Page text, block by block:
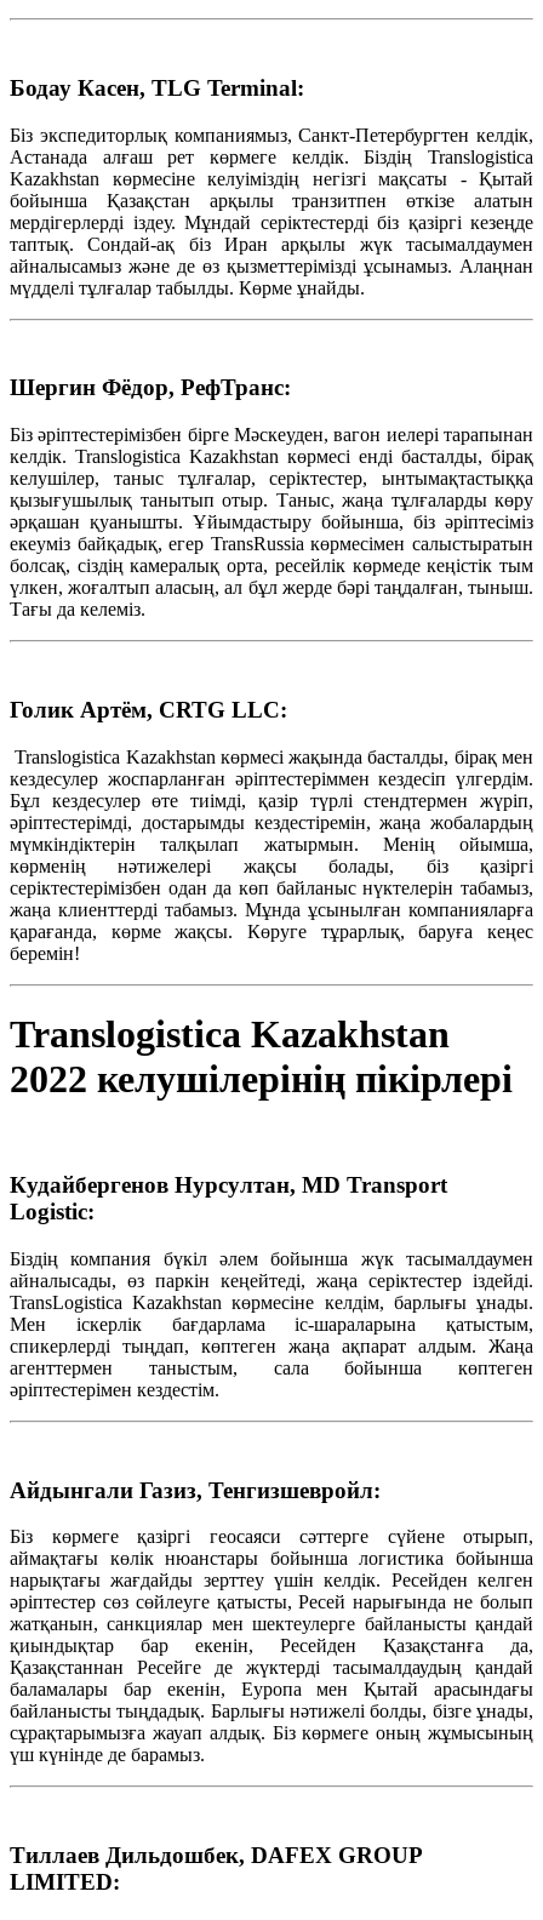
Бодау Касен, TLG Terminal:
Біз экспедиторлық компаниямыз, Санкт-Петербургтен келдік,
Астанада алғаш рет көрмеге келдік. Біздің Translogistica
Kazakhstan көрмесіне келуіміздің негізгі мақсаты - Қытай
бойынша Қазақстан арқылы транзитпен өткізе алатын
мердігерлерді іздеу. Мұндай серіктестерді біз қазіргі кезеңде
таптық. Сондай-ақ біз Иран арқылы жүк тасымалдаумен
айналысамыз және де өз қызметтерімізді ұсынамыз. Алаңнан
мүдделі тұлғалар табылды. Көрме ұнайды.
Шергин Фёдор, РефТранс:
Біз әріптестерімізбен бірге Мәскеуден, вагон иелері тарапынан
келдік. Translogistica Kazakhstan көрмесі енді басталды, бірақ
келушілер, таныс тұлғалар, серіктестер, ынтымақтастыққа
қызығушылық танытып отыр. Таныс, жаңа тұлғаларды көру
әрқашан қуанышты. Ұйымдастыру бойынша, біз әріптесіміз
екеуміз байқадық, егер TransRussia көрмесімен салыстыратын
болсақ, сіздің камералық орта, ресейлік көрмеде кеңістік тым
үлкен, жоғалтып аласың, ал бұл жерде бәрі таңдалған, тыныш.
Тағы да келеміз.
Голик Артём, CRTG LLC:
Translogistica Kazakhstan көрмесі жақында басталды, бірақ мен
кездесулер жоспарланған әріптестеріммен кездесіп үлгердім.
Бұл кездесулер өте тиімді, қазір түрлі стендтермен жүріп,
әріптестерімді, достарымды кездестіремін, жаңа жобалардың
мүмкіндіктерін талқылап жатырмын. Менің ойымша,
көрменің нәтижелері жақсы болады, біз қазіргі
серіктестерімізбен одан да көп байланыс нүктелерін табамыз,
жаңа клиенттерді табамыз. Мұнда ұсынылған компанияларға
қарағанда, көрме жақсы. Көруге тұрарлық, баруға кеңес
беремін!
Translogistica Kazakhstan
2022 келушілерінің пікірлері
Кудайбергенов Нурсултан, MD Transport
Logistic:
Біздің компания бүкіл әлем бойынша жүк тасымалдаумен
айналысады, өз паркін кеңейтеді, жаңа серіктестер іздейді.
TransLogistica Kazakhstan көрмесіне келдім, барлығы ұнады.
Мен іскерлік бағдарлама іс-шараларына қатыстым,
спикерлерді тыңдап, көптеген жаңа ақпарат алдым. Жаңа
агенттермен таныстым, сала бойынша көптеген
әріптестерімен кездестім.
Айдынгали Газиз, Тенгизшевройл:
Біз көрмеге қазіргі геосаяси сәттерге сүйене отырып,
аймақтағы көлік нюанстары бойынша логистика бойынша
нарықтағы жағдайды зерттеу үшін келдік. Ресейден келген
әріптестер сөз сөйлеуге қатысты, Ресей нарығында не болып
жатқанын, санкциялар мен шектеулерге байланысты қандай
қиындықтар бар екенін, Ресейден Қазақстанға да,
Қазақстаннан Ресейге де жүктерді тасымалдаудың қандай
баламалары бар екенін, Еуропа мен Қытай арасындағы
байланысты тыңдадық. Барлығы нәтижелі болды, бізге ұнады,
сұрақтарымызға жауап алдық. Біз көрмеге оның жұмысының
үш күнінде де барамыз.
Тиллаев Дильдошбек, DAFEX GROUP
LIMITED: